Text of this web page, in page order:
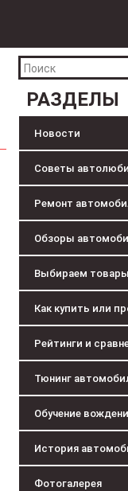
РАЗДЕЛЫ
Новости
Советы
Ремонт
Обзоры
Выбираем
Как купить или
Рейтинги и
Тюнинг
Обучение
История
Фотогалерея